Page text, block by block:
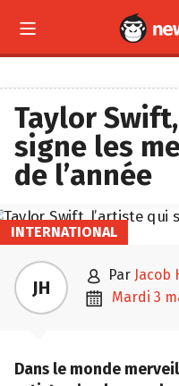

Taylor
signe les
de l’année
INTERNATIONAL
JH  par Jacob
 mardi 3
Dans le monde